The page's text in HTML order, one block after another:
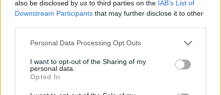
also be disclosed by us to third parties on the IAB’s List of
Downstream Participants that may further disclose it to other
Personal Data Processing Opt Outs
I want to opt-out of the Sharing of my
personal data.
Opted In